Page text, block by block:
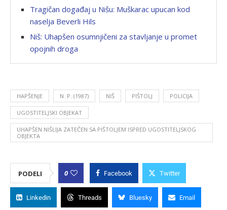
Tragičan događaj u Nišu: Muškarac upucan kod
naselja Beverli Hils
Niš: Uhapšen osumnjičeni za stavlјanje u promet
opojnih droga
HAPŠENJE N. P. (1987) NIŠ PIŠTOLJ POLICIJA
UGOSTITELЈSKI OBJEKAT
UHAPŠEN NIŠLIJA ZATEČEN SA PIŠTOLЈEM ISPRED UGOSTITELЈSKOG
OBJEKTA
PODELI 0 Facebook Twitter
Linkedin Threads Bluesky Email